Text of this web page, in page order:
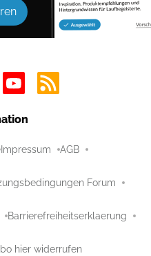
Impressum AGB
Forum
Barrierefreiheitserklaerung
hier widerrufen